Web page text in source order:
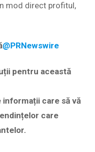
mod direct profitul,
@PRNewswire
pentru această
care să vă
care